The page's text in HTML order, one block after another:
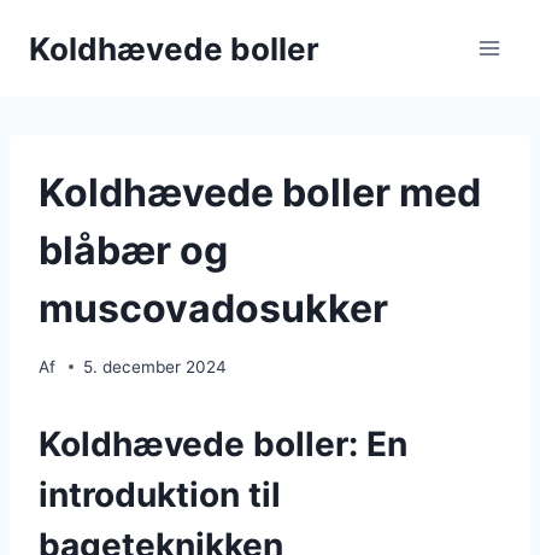
Koldhævede boller
Koldhævede boller med
blåbær og
muscovadosukker
Af 5. december 2024
Koldhævede boller: En
introduktion til
bageteknikken